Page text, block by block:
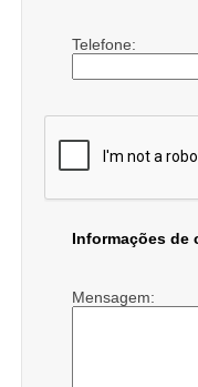
Telefone:
Informações de
Mensagem: